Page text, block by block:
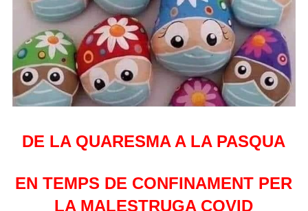
DE LA QUARESMA A LA PASQUA
EN TEMPS DE CONFINAMENT PER
LA MALESTRUGA COVID